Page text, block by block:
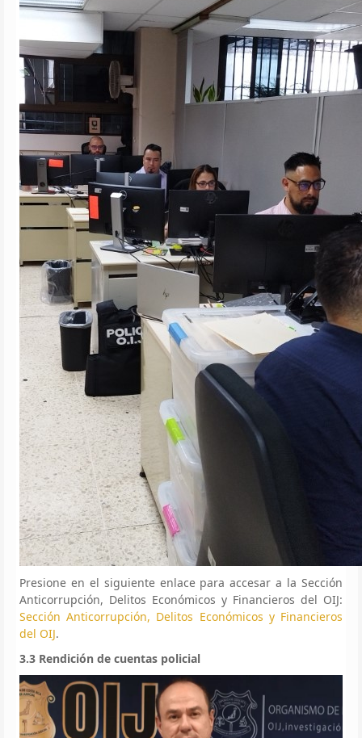
Presione en el siguiente enlace para accesar a la Sección
Anticorrupción, Delitos Económicos y Financieros del OIJ:
Sección Anticorrupción, Delitos Económicos y Financieros
del OIJ.
3.3 Rendición de cuentas policial